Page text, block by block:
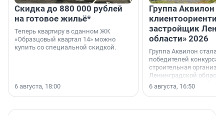
Скидка до 880 000 рублей
на готовое жильё*
Теперь квартиру в сданном ЖК
«Образцовый квартал 14» можно
купить со специальной скидкой.
6 августа, 18:00
Группа Аквилон
застройщик
области» 2026
Группа Аквилон стала
победителей конкурса
строительная
Ленинградской области
номинации «Самый
застройщик
области».
6 августа, 16:50